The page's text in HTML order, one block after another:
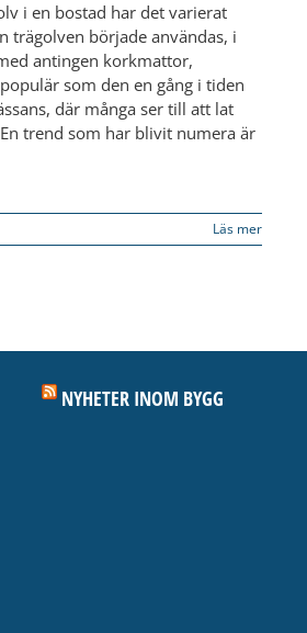
i en bostad har det varierat
trägolven började användas, i
antingen korkmattor,
som den en gång i tiden
där många ser till att lat
trend som har blivit numera är
Läs mer
NYHETER INOM BYGG